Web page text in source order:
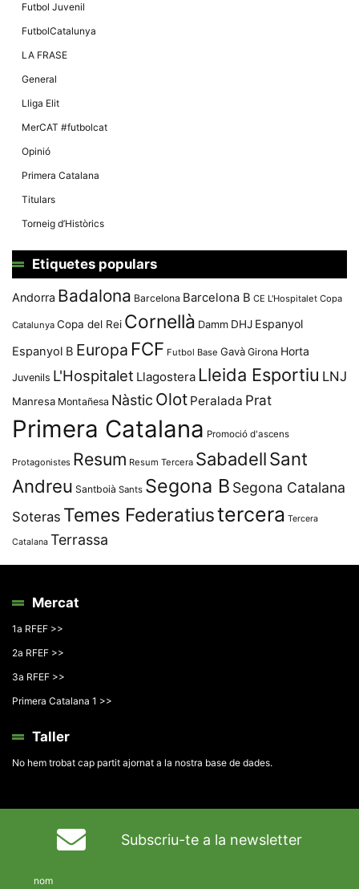
Futbol Juvenil
FutbolCatalunya
LA FRASE
General
Lliga Elit
MerCAT #futbolcat
Opinió
Primera Catalana
Titulars
Torneig d’Històrics
Etiquetes populars
Andorra Badalona Barcelona Barcelona B CE L'Hospitalet Copa
Catalunya Copa del Rei Cornellà Damm DHJ Espanyol
Espanyol B Europa FCF Futbol Base Gavà Girona Horta
Juvenils L'Hospitalet Llagostera Lleida Esportiu LNJ
Manresa Montañesa Nàstic Olot Peralada Prat
Primera Catalana Promoció d'ascens
Protagonistes Resum Resum Tercera SabadellSant
Andreu Santboià Sants Segona B Segona Catalana
Soteras Temes Federatiustercera Tercera
Catalana Terrassa
Mercat
1a RFEF >>
2a RFEF >>
3a RFEF >>
Primera Catalana 1 >>
Taller
No hem trobat cap partit ajornat a la nostra base de dades.
Subscriu-te a la newsletter